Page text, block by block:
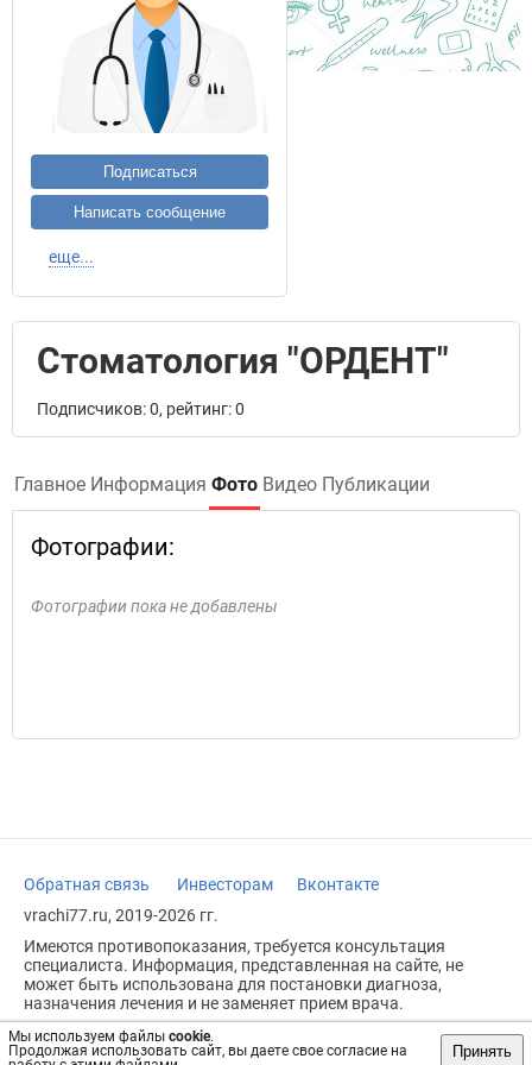
Мы используем файлы cookie.
Продолжая использовать сайт, вы даете свое согласие на
Принять
Подписаться
Написать сообщение
еще...
Стоматология "ОРДЕНТ"
Подписчиков: 0, рейтинг: 0
Главное Информация Фото Видео Публикации
Фотографии:
Фотографии пока не добавлены
Обратная связь Инвесторам
Вконтакте
vrachi77.ru, 2019-2026 гг.
Имеются противопоказания, требуется консультация
специалиста. Информация, представленная на сайте, не
может быть использована для постановки диагноза,
назначения лечения и не заменяет прием врача.
Возрастное ограничение: 18+